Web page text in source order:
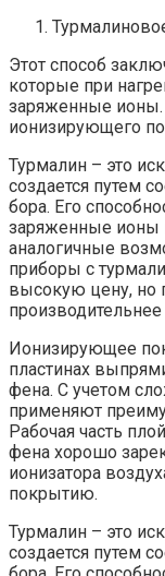
Этот способ
которые при
заряженные
ионизирующего
Турмалин – это
создается путем
бора. Его
заряженные ионы
аналогичные
приборы с
высокую цену, но
Ионизирующее
пластинах
фена. С учетом
применяют
Рабочая часть
фена хорошо
ионизатора
покрытию.
Турмалин – это
создается путем